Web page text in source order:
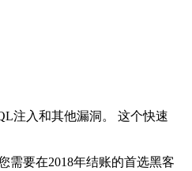
注入和其他漏洞。 这个快速
需要在2018年结账的首选黑客